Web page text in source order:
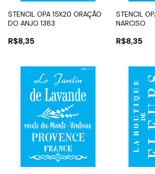
STENCIL OPA 15X20 ORAÇÃO
DO ANJO 1383
R$8,35
STENCIL
NARCISO
R$8,35